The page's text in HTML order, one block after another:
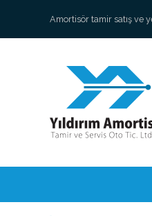
Amortisör tamir satış ve